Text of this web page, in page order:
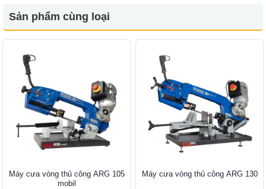
Sản phẩm cùng loại
Máy cưa vòng thủ công ARG 105
mobil
Máy cưa vòng thủ công ARG 130